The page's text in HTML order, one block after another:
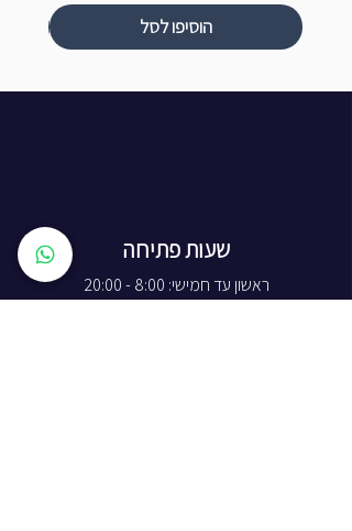
הוסיפו לסל
שעות פתיחה
ראשון עד חמישי: 8:00 - 20:00